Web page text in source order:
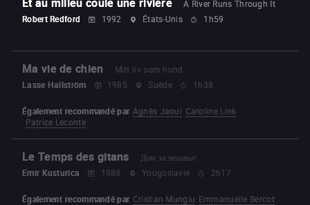
A River Runs Through It
Robert Redford
1992 États-Unis 1h59
Ma vie de chien
Mitt liv som hund
Lasse Hallström
1985 Suède 1h38
Également recommandé par Agnès Jaoui Caroline Link
Patrice Leconte
Le Temps des gitans
Дом за вешање
Emir Kusturica
1988 Yougoslavie 2h17
Également recommandé par Cristian Mungiu Emmanuelle Bercot